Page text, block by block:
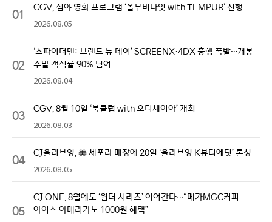
01 CGV, 심야 영화 프로그램 ‘올무비나잇 with TEMPUR’ 진행
2026.08.05
02
‘스파이더맨: 브랜드 뉴 데이’ SCREENX·4DX 흥행 폭발…개봉
주말 객석률 90% 넘어
2026.08.04
03 CGV, 8월 10일 ‘북클럽 with 오디세이아’ 개최
2026.08.03
04 CJ올리브영, 美 세포라 매장에 20일 ‘올리브영 K뷰티에딧’ 론칭
2026.08.05
05
CJ ONE, 8월에도 ‘원더 시리즈’ 이어간다…“메가MGC커피
아이스 아메리카노 1000원 혜택”